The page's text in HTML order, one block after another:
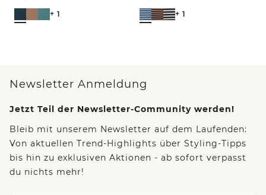
+ 1 + 1
Newsletter Anmeldung
Jetzt Teil der Newsletter-Community werden!
Bleib mit unserem Newsletter auf dem Laufenden:
Von aktuellen Trend-Highlights über Styling-Tipps
bis hin zu exklusiven Aktionen - ab sofort verpasst
du nichts mehr!